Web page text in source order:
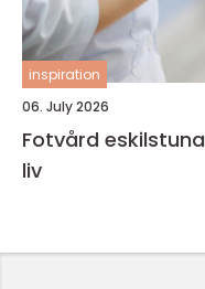
inspiration
06. July 2026
Fotvård eskilstuna friska fötter för ett aktivt
liv